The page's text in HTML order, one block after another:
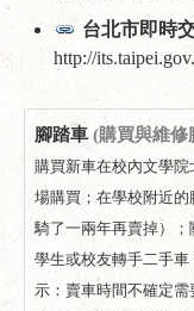
台北市即時
http://
腳踏車 (購買與維修
購買新車在校內文學
場購買；在學校附近
騎了一兩年再賣掉）；
學生或校友轉手二手
示：賣車時間不確定